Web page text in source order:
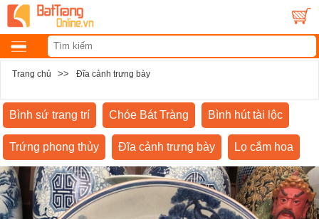
Trang chủ >> Đĩa cảnh trưng bày
Bình sứ trang trí Chóe Bát Tràng Bình hút tài lộc
Trứng phong thủy Đĩa cảnh trưng bày Lọ cắm hoa